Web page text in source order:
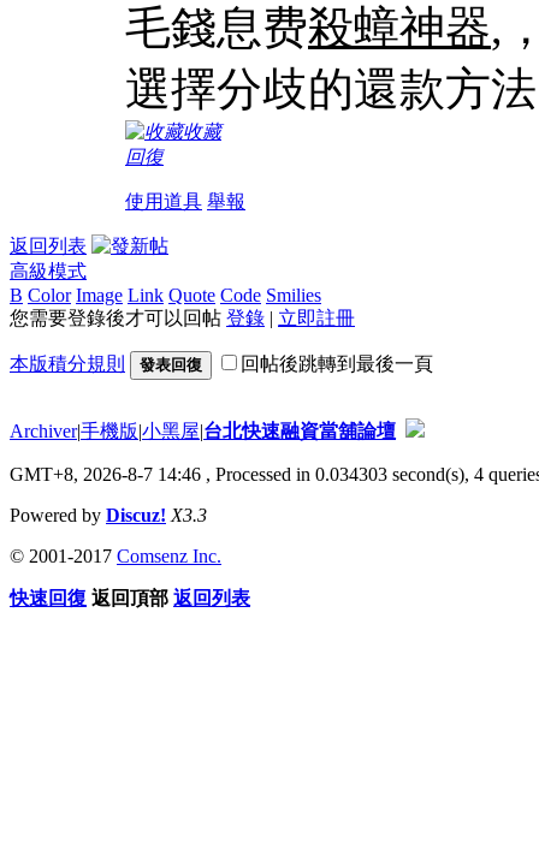
毛錢息费殺蟑神器,
選擇分歧的還款方
收藏
回復
使用道具 舉報
返回列表
高級模式
B Color Image Link Quote Code Smilies
您需要登錄後才可以回帖 登錄 | 立即註冊
本版積分規則 發表回復 回帖後跳轉到最後一頁
Archiver|手機版|小黑屋|台北快速融資當舖論壇
GMT+8, 2026-8-7 14:46 , Processed in 0.034303 second(s), 4
Powered by Discuz! X3.3
© 2001-2017 Comsenz Inc.
快速回復 返回頂部 返回列表